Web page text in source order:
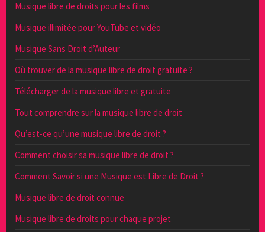
Musique libre de droits pour les films
Musique illimitée pour YouTube et vidéo
Musique Sans Droit d’Auteur
Où trouver de la musique libre de droit gratuite ?
Télécharger de la musique libre et gratuite
Tout comprendre sur la musique libre de droit
Qu’est-ce qu’une musique libre de droit ?
Comment choisir sa musique libre de droit ?
Comment Savoir si une Musique est Libre de Droit ?
Musique libre de droit connue
Musique libre de droits pour chaque projet